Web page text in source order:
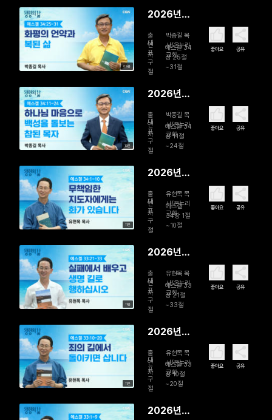
함의 심판
09분
2026년
일 화평의
언약과 복
된 삶
출
연
자
박종길 목
사/온누리
교회
대
표
구
절
에스겔 34
장 25절
~31절
좋아요 공유
10분
2026년
일 하나님
마음으로
백성을 돌
보는 참된
출
연
자
박종길 목
사/온누리
교회
대
표
구
절
에스겔 34
장 11절
~24절
좋아요 공유
11분
2026년
무책임한
지도자에게
는 화가 있
습니다
출
연
자
유현목 목
사/온누리
교회
대
표
구
절
에스겔
34장 1절
~10절
좋아요 공유
11분
2026년
실패에서
배우고 생
명 길로 행
하십시오
출
연
자
유현목 목
사/온누리
교회
대
표
구
절
에스겔 33
장 21절
~33절
좋아요 공유
11분
2026년
일 죄의 길
에서 돌이
키면 삽니
다
출
연
자
유현목 목
사/온누리
교회
대
표
구
절
에스겔 33
장 10절
~20절
좋아요 공유
2026년